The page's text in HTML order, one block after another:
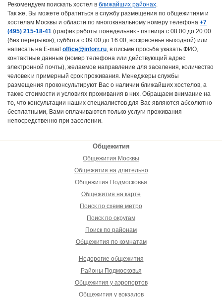
Рекомендуем поискать хостел в ближайших районах.
Так же, Вы можете обратиться в службу размещения по общежитиям и
хостелам Москвы и области по многоканальному номеру телефона +7
(495) 215-18-41 (график работы понедельник - пятница с 08:00 до 20:00
(без перерывов), суббота с 09:00 до 16:00, воскресенье выходной) или
написать на E-mail office@inforr.ru, в письме просьба указать ФИО,
контактные данные (номер телефона или действующий адрес
электронной почты), желаемое направление для заселения, количество
человек и примерный срок проживания. Менеджеры службы
размещения проконсультируют Вас о наличии ближайших хостелов, а
также стоимости и условиях проживания в них. Обращаем внимание на
то, что консультации наших специалистов для Вас являются абсолютно
бесплатными, Вами оплачиваются только услуги проживания
непосредственно при заселении.
Общежития
Общежития Москвы
Общежития на длительно
Общежития Подмосковья
Общежития на карте
Поиск по схеме метро
Поиск по округам
Поиск по районам
Общежития по комнатам
Недорогие общежития
Районы Подмосковья
Общежития у аэропортов
Общежития у вокзалов